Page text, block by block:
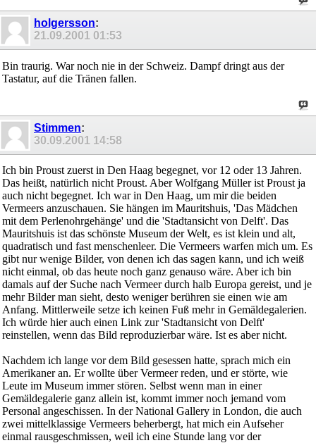
holgersson:
21.09.2001 01:53
Bin traurig. War noch nie in der Schweiz. Dampf dringt aus der
Tastatur, auf die Tränen fallen.
Stimmen:
30.09.2001 14:58
Ich bin Proust zuerst in Den Haag begegnet, vor 12 oder 13 Jahren.
Das heißt, natürlich nicht Proust. Aber Wolfgang Müller ist Proust ja
auch nicht begegnet. Ich war in Den Haag, um mir die beiden
Vermeers anzuschauen. Sie hängen im Mauritshuis, 'Das Mädchen
mit dem Perlenohrgehänge' und die 'Stadtansicht von Delft'. Das
Mauritshuis ist das schönste Museum der Welt, es ist klein und alt,
quadratisch und fast menschenleer. Die Vermeers warfen mich um. Es
gibt nur wenige Bilder, von denen ich das sagen kann, und ich weiß
nicht einmal, ob das heute noch ganz genauso wäre. Aber ich bin
damals auf der Suche nach Vermeer durch halb Europa gereist, und je
mehr Bilder man sieht, desto weniger berühren sie einen wie am
Anfang. Mittlerweile setze ich keinen Fuß mehr in Gemäldegalerien.
Ich würde hier auch einen Link zur 'Stadtansicht von Delft'
reinstellen, wenn das Bild reproduzierbar wäre. Ist es aber nicht.
Nachdem ich lange vor dem Bild gesessen hatte, sprach mich ein
Amerikaner an. Er wollte über Vermeer reden, und er störte, wie
Leute im Museum immer stören. Selbst wenn man in einer
Gemäldegalerie ganz allein ist, kommt immer noch jemand vom
Personal angeschissen. In der National Gallery in London, die auch
zwei mittelklassige Vermeers beherbergt, hat mich ein Aufseher
einmal rausgeschmissen, weil ich eine Stunde lang vor der